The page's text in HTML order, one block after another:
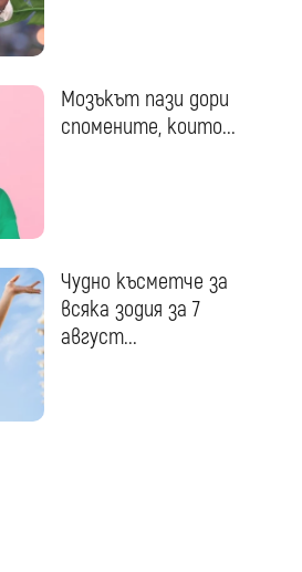
Мозъкът пази дори
спомените, които...
Чудно късметче за
всяка зодия за 7
август...